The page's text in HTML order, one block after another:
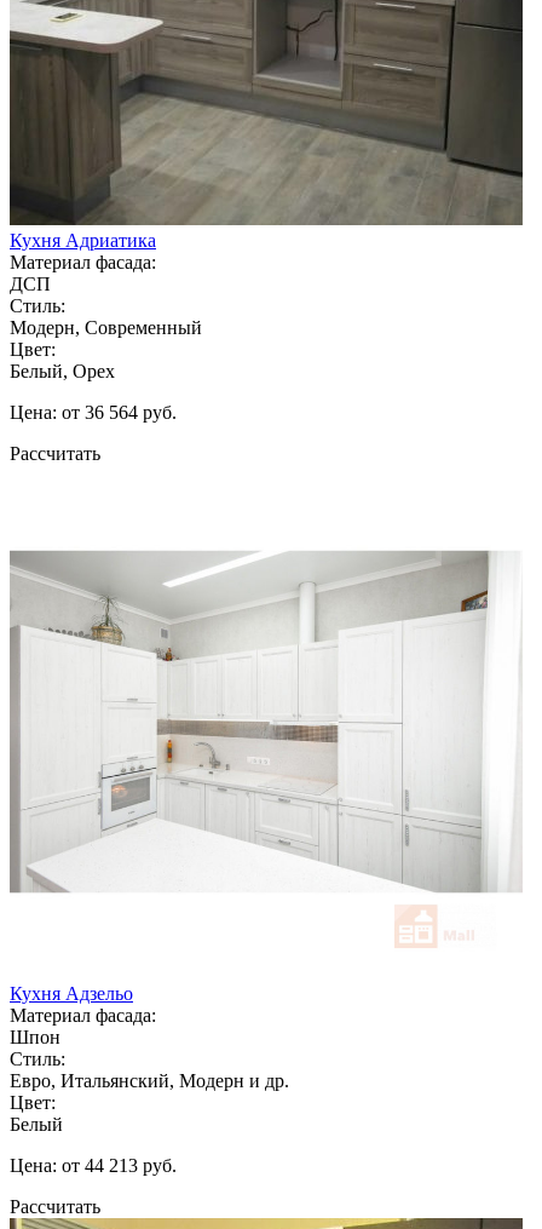
Кухня Адриатика
Материал фасада:
ДСП
Стиль:
Модерн, Современный
Цвет:
Белый, Орех
Цена: от 36 564 руб.
Рассчитать
Кухня Адзельо
Материал фасада:
Шпон
Стиль:
Евро, Итальянский, Модерн и др.
Цвет:
Белый
Цена: от 44 213 руб.
Рассчитать